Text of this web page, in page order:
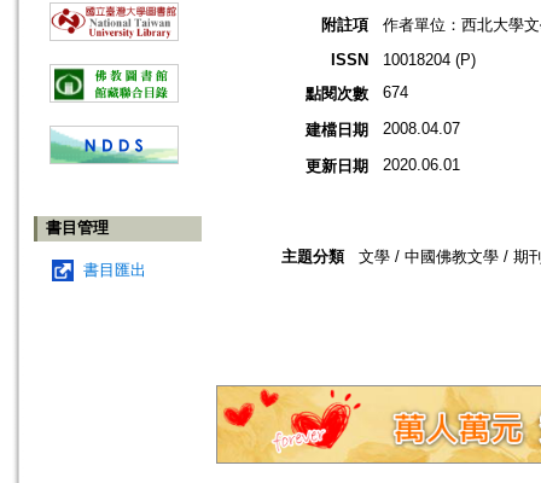
書目管理
書目匯出
附註項
作者單位：西北大學
ISSN
10018204 (P)
點閱次數
674
建檔日期 2008.04.07
更新日期 2020.06.01
主題分類 文學 / 中國佛教文學 / 期